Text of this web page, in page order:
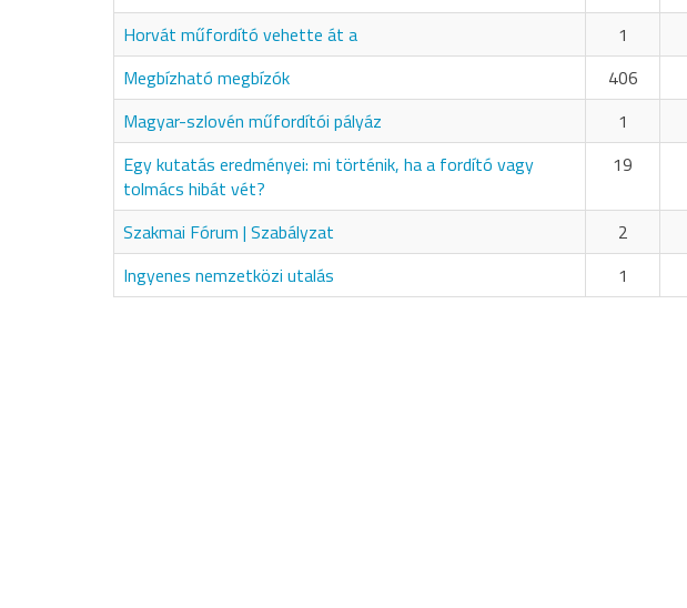
Horvát műfordító vehette át a
1
Megbízható megbízók
406
Magyar-szlovén műfordítói pályáz
1
Egy kutatás eredményei: mi történik, ha a fordító vagy
tolmács hibát vét?
19
Szakmai Fórum | Szabályzat
2
Ingyenes nemzetközi utalás
1